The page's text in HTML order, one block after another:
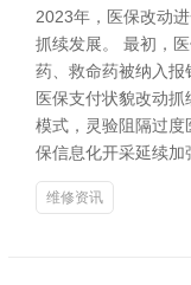
2023年，医保改动
抓续发展。 最初，
药、救命药被纳入报
医保支付状貌改动
模式，灵验阻隔过
保信息化开采延续加
维修资讯